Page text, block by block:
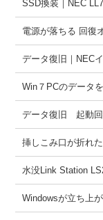
SSD換装｜NEC
電源が落ちる 回復
データ復旧｜NEC
Win７PCのデータ
データ復旧 起動回
挿しこみ口が折れ
水没Link Station
Windowsが立ち上